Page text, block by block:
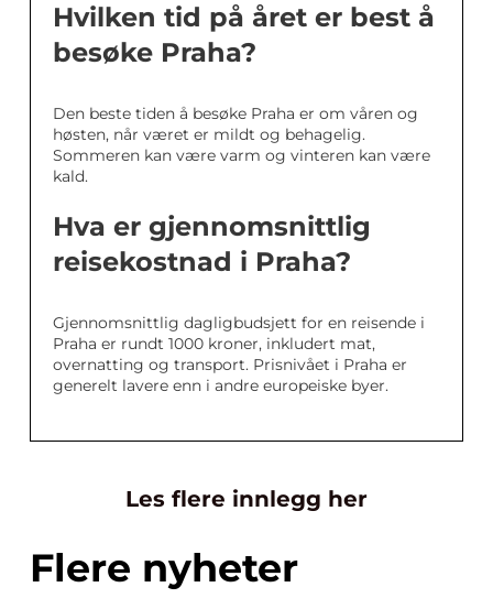
Hvilken tid på året er best å
besøke Praha?
Den beste tiden å besøke Praha er om våren og
høsten, når været er mildt og behagelig.
Sommeren kan være varm og vinteren kan være
kald.
Hva er gjennomsnittlig
reisekostnad i Praha?
Gjennomsnittlig dagligbudsjett for en reisende i
Praha er rundt 1000 kroner, inkludert mat,
overnatting og transport. Prisnivået i Praha er
generelt lavere enn i andre europeiske byer.
Les flere innlegg her
Flere nyheter